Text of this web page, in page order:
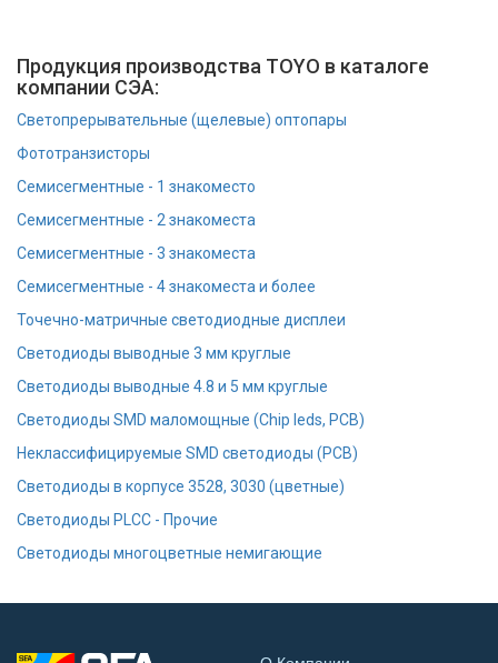
Продукция производства TOYO в каталоге
компании СЭА:
Светопрерывательные (щелевые) оптопары
Фототранзисторы
Семисегментные - 1 знакоместо
Семисегментные - 2 знакоместа
Семисегментные - 3 знакоместа
Семисегментные - 4 знакоместа и более
Точечно-матричные светодиодные дисплеи
Cветодиоды выводные 3 мм круглые
Cветодиоды выводные 4.8 и 5 мм круглые
Светодиоды SMD маломощные (Chip leds, PCB)
Неклассифицируемые SMD светодиоды (PCB)
Светодиоды в корпусе 3528, 3030 (цветные)
Светодиоды PLCC - Прочие
Светодиоды многоцветные немигающие